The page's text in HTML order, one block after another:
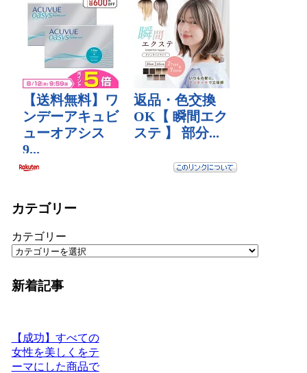
カテゴリー
カテゴリー
新着記事
【成功】すべての
女性を美しくをテ
ーマにした商品で